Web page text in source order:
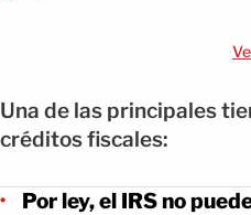
Una de las principales
créditos fiscales:
Por ley, el IRS no